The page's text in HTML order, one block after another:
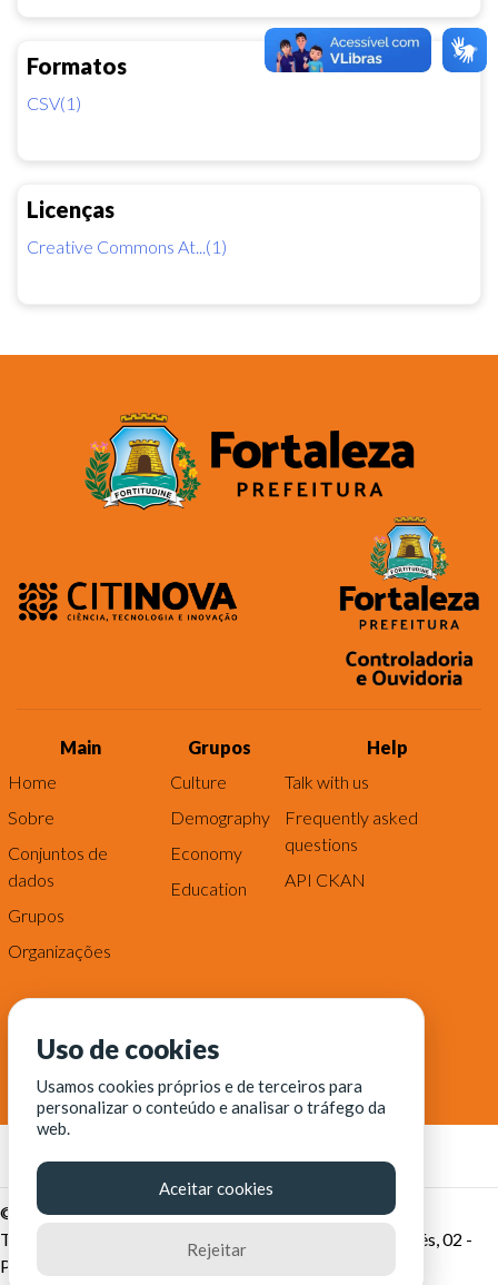
Formatos
CSV(1)
Licenças
Creative Commons At...(1)
Main
Home
Sobre
Conjuntos de
dados
Grupos
Organizações
Grupos
Culture
Demography
Economy
Education
Help
Talk with us
Frequently asked
questions
API CKAN
© Fortaleza Digital || CITINOVA - Fundação de Ciência,
Tecnologia e Inovação de Fortaleza - Rua dos Tremembés, 02 -
Praia de Iracema - Fortaleza-CE
Uso de cookies
Usamos cookies próprios e de terceiros para
personalizar o conteúdo e analisar o tráfego da
web.
Aceitar cookies
Rejeitar